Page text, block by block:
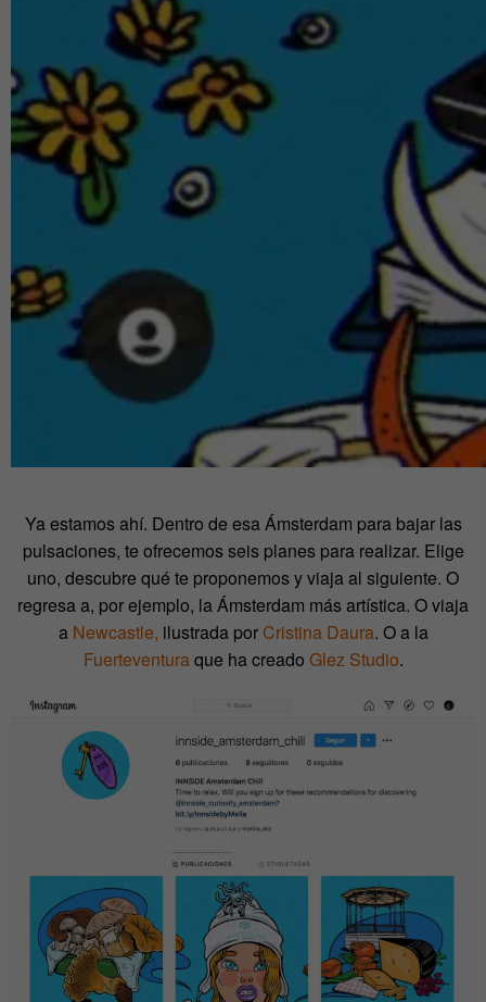
Ya estamos ahí. Dentro de esa Ámsterdam para bajar las
pulsaciones, te ofrecemos seis planes para realizar. Elige
uno, descubre qué te proponemos y viaja al siguiente. O
regresa a, por ejemplo, la Ámsterdam más artística. O viaja
a Newcastle, ilustrada por Cristina Daura. O a la
Fuerteventura que ha creado Glez Studio.